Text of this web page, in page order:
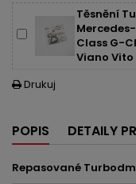
Těsnění
Mercedes-
Class G-
Viano Vito
 Drukuj
POPIS DETAILY
Repasované